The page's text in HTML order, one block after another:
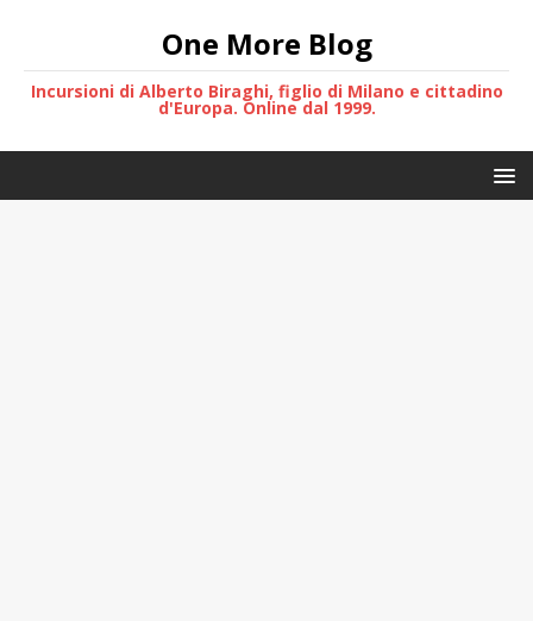
One More Blog
Incursioni di Alberto Biraghi, figlio di Milano e cittadino
d'Europa. Online dal 1999.